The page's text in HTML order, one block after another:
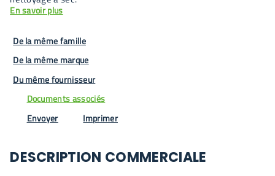
En savoir plus
De la même famille
De la même marque
Du même fournisseur
Documents associés
Envoyer
Imprimer
DESCRIPTION COMMERCIALE